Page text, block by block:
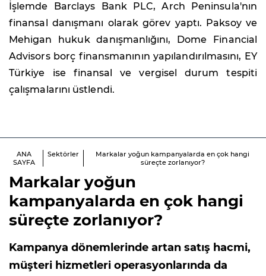
İşlemde Barclays Bank PLC, Arch Peninsula'nın
finansal danışmanı olarak görev yaptı. Paksoy ve
Mehigan hukuk danışmanlığını, Dome Financial
Advisors borç finansmanının yapılandırılmasını, EY
Türkiye ise finansal ve vergisel durum tespiti
çalışmalarını üstlendi.
ANA
SAYFA
Sektörler
Markalar yoğun kampanyalarda en çok hangi
süreçte zorlanıyor?
Markalar yoğun
kampanyalarda en çok hangi
süreçte zorlanıyor?
Kampanya dönemlerinde artan satış hacmi,
müşteri hizmetleri operasyonlarında da